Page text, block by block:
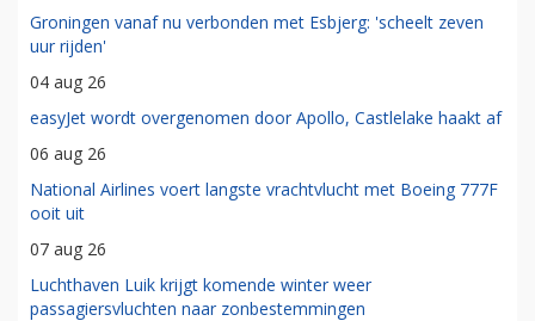
Groningen vanaf nu verbonden met Esbjerg: 'scheelt zeven
uur rijden'
04 aug 26
easyJet wordt overgenomen door Apollo, Castlelake haakt af
06 aug 26
National Airlines voert langste vrachtvlucht met Boeing 777F
ooit uit
07 aug 26
Luchthaven Luik krijgt komende winter weer
passagiersvluchten naar zonbestemmingen